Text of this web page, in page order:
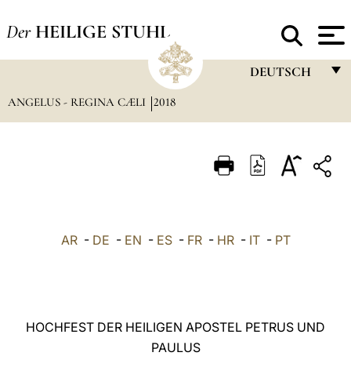
Der HEILIGE STUHL
DEUTSCH
ITALIANO
ANGELUS - REGINA CÆLI 2018
AR- DE - EN - ES- FR- HR- IT- PT
HOCHFEST DER HEILIGEN APOSTEL PETRUS UND
PAULUS